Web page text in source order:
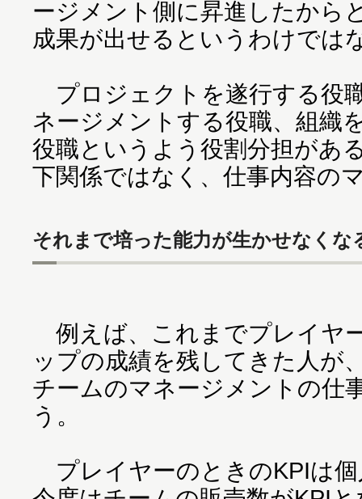
ージメント側に昇進したから
成果が出せるというわけでは
プロジェクトを遂行する役
ネージメントする役職、組織
役職というよう役割分担があ
下関係ではなく、仕事内容の
それまで培った能力が生かせなくな
例えば、これまでプレイヤ
ップの成績を残してきた人が
チームのマネージメントの仕
う。
プレイヤーのときのKPIは